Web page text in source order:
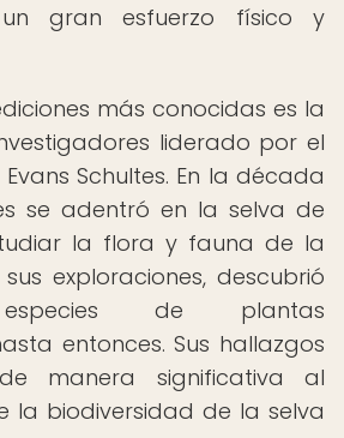
gran esfuerzo físico y
más conocidas es la
liderado por el
Schultes. En la década
se adentró en la selva de
la flora y fauna de la
exploraciones, descubrió
especies de plantas
entonces. Sus hallazgos
manera significativa al
la biodiversidad de la selva